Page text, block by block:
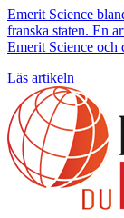
Emerit Science
franska staten. En
Emerit Science och
de 100 AI-lösningar
offentliga
Läs artikeln